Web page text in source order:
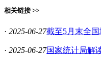
相关链接 >>
· 2025-06-27截至5月末全
· 2025-06-27国家统计局解